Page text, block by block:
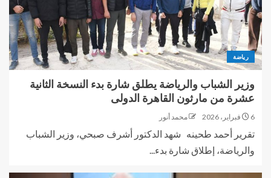
رياضة
وزير الشباب والرياضة يطلق شارة بدء النسخة الثانية
عشرة من مارثون القاهرة الدولى
6 فبراير، 2026 محمد أنور
تقرير أحمد طحينه شهد الدكتور أشرف صبحي، وزير الشباب
والرياضة، إطلاق شارة بدء...